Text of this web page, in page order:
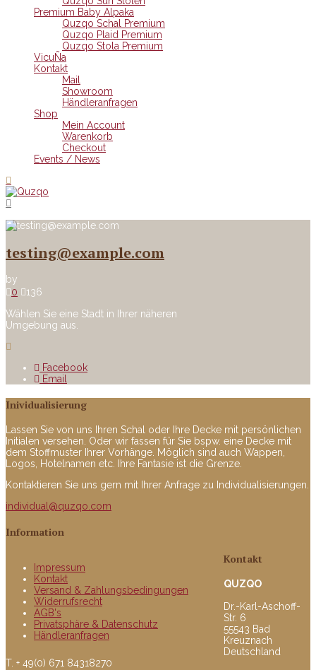
Premium Baby Alpaka
Quzqo Schal Premium
Quzqo Plaid Premium
Quzqo Stola Premium
VicuÑa
Kontakt
Mail
Showroom
Händleranfragen
Shop
Mein Account
Warenkorb
Checkout
Events / News
testing@example.com
by
0
136
Wählen Sie eine Stadt in Ihrer näheren
Umgebung aus.
Facebook
Email
Inividualisierung
Lassen Sie von uns Ihren Schal oder Ihre Decke mit persönlichen
Initialen versehen. Oder wir fassen für Sie bspw. eine Decke mit
dem Stoffmuster Ihrer Vorhänge. Möglich sind auch Wappen,
Logos, Hotelnamen etc. Ihre Fantasie ist die Grenze.
Kontaktieren Sie uns gern mit Ihrer Anfrage zu Individualisierungen.
individual@quzqo.com
Information
Impressum
Kontakt
Versand & Zahlungsbedingungen
Widerrufsrecht
AGB's
Privatsphäre & Datenschutz
Händleranfragen
Kontakt
QUZQO
Dr.-Karl-Aschoff-
Str. 6
55543 Bad
Kreuznach
Deutschland
T. + 49(0) 671 84318270